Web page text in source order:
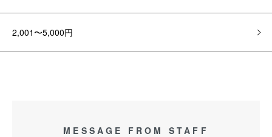
2,001〜5,000円
MESSAGE FROM STAFF